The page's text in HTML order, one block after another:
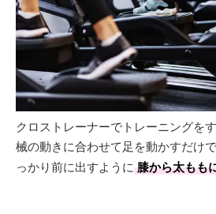
クロストレーナーでトレーニングを
械の動きに合わせて足を動かすだけ
っかり前に出すように 膝から太もも